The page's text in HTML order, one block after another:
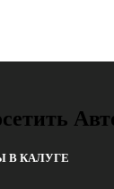
В КАЛУГЕ